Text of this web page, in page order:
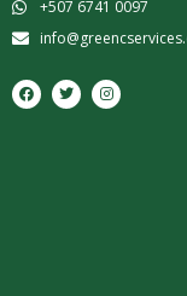
+507 6741 0097
F
a
c
T
w
i
I
n
s